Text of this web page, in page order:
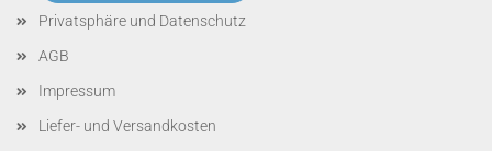
Privatsphäre und Datenschutz
AGB
Impressum
Liefer- und Versandkosten